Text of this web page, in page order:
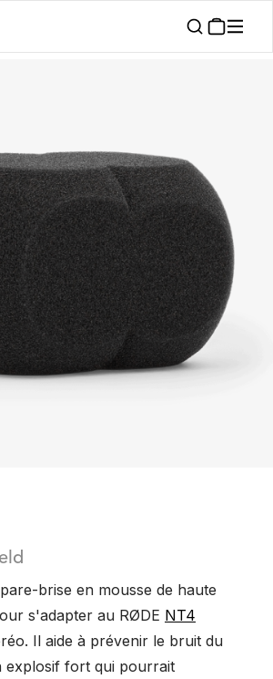
brise en mousse de haute
s'adapter au RØDE NT4
Il aide à prévenir le bruit du
explosif fort qui pourrait